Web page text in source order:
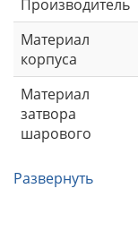
Производитель
Материал
корпуса
Материал
затвора
шарового
Развернуть